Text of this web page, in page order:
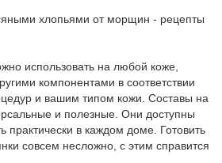
использовать на любой коже,
компонентами в соответствии
и вашим типом кожи. Составы на
и полезные. Они доступны
практически в каждом доме. Готовить
совсем несложно, с этим справится